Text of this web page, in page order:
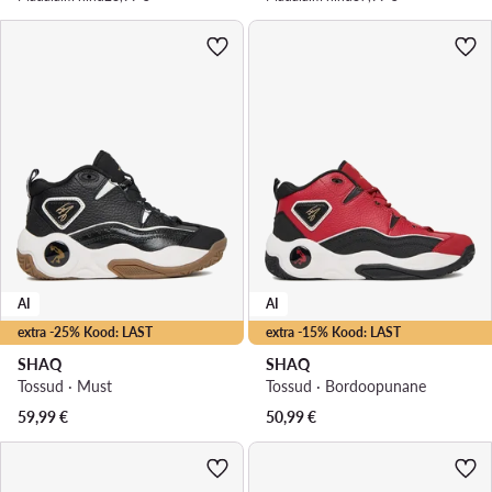
extra -25% Kood: LAST
AI
SHAQ
Tossud · Must
59,99€
extra -15% Kood: LAST
AI
SHAQ
Tossud · Bordoopunane
50,99€